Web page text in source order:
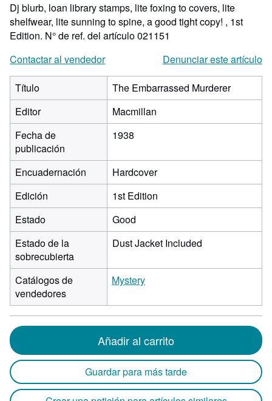
Dj blurb, loan library stamps, lite foxing to covers, lite
shelfwear, lite sunning to spine, a good tight copy! , 1st
Edition. N° de ref. del artículo 021151
Contactar al vendedor
Denunciar este artículo
Título
The Embarrassed Murderer
Editor
Macmillan
Fecha de
publicación
1938
Encuadernación
Hardcover
Edición
1st Edition
Estado
Good
Estado de la
sobrecubierta
Dust Jacket Included
Catálogos de
vendedores
Mystery
Añadir al carrito
Guardar para más tarde